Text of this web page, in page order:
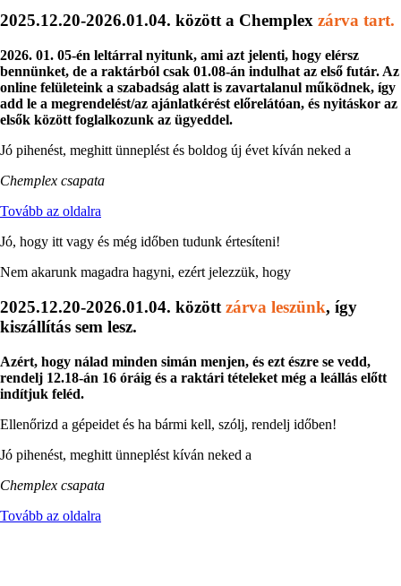
2025.12.20-2026.01.04. között a Chemplex zárva tart.
2026. 01. 05-én leltárral nyitunk, ami azt jelenti, hogy elérsz
bennünket, de a raktárból csak 01.08-án indulhat az első futár. Az
online felületeink a szabadság alatt is zavartalanul működnek, így
add le a megrendelést/az ajánlatkérést előrelátóan, és nyitáskor az
elsők között foglalkozunk az ügyeddel.
Jó pihenést, meghitt ünneplést és boldog új évet kíván neked a
Chemplex csapata
Tovább az oldalra
Jó, hogy itt vagy és még időben tudunk értesíteni!
Nem akarunk magadra hagyni, ezért jelezzük, hogy
2025.12.20-2026.01.04. között zárva leszünk, így
kiszállítás sem lesz.
Azért, hogy nálad minden simán menjen, és ezt észre se vedd,
rendelj 12.18-án 16 óráig és a raktári tételeket még a leállás előtt
indítjuk feléd.
Ellenőrizd a gépeidet és ha bármi kell, szólj, rendelj időben!
Jó pihenést, meghitt ünneplést kíván neked a
Chemplex csapata
Tovább az oldalra